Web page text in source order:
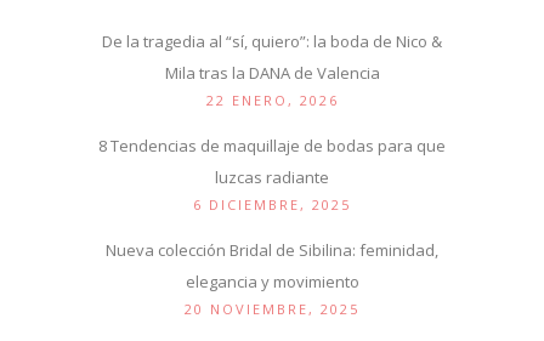
De la tragedia al “sí, quiero”: la boda de Nico &
Mila tras la DANA de Valencia
22 ENERO, 2026
8 Tendencias de maquillaje de bodas para que
luzcas radiante
6 DICIEMBRE, 2025
Nueva colección Bridal de Sibilina: feminidad,
elegancia y movimiento
20 NOVIEMBRE, 2025